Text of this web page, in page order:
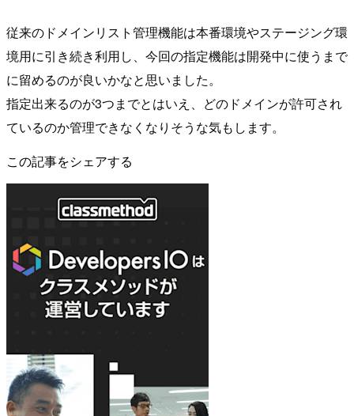
従来のドメインリスト管理機能は本番環境やステージング環
境用に引き続き利用し、今回の指定機能は開発中に使うまで
に留めるのが良いかなと思いました。
指定出来るのが3つまでとはいえ、どのドメインが許可され
ているのか管理できなくなりそうな気もします。
この記事をシェアする